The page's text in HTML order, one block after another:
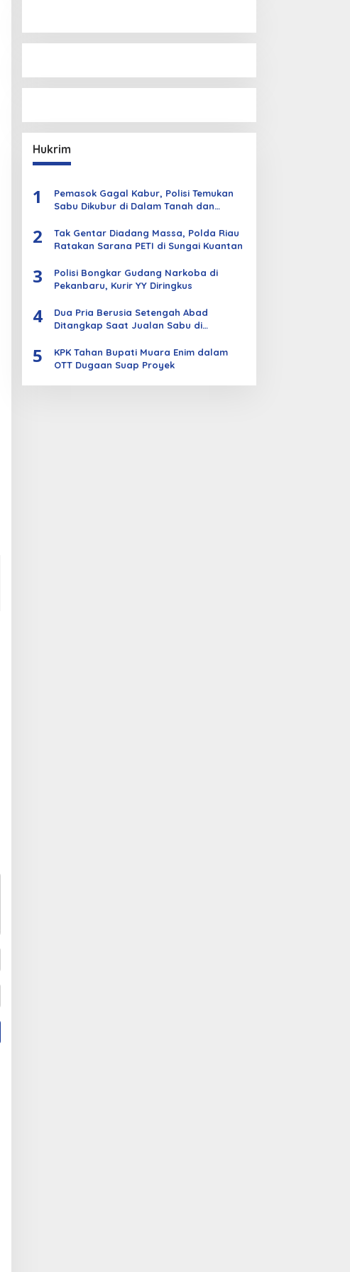
Hukrim
1
Pemasok Gagal Kabur, Polisi Temukan
Sabu Dikubur di Dalam Tanah dan
2
Tak Gentar Diadang Massa, Polda Riau
Ratakan Sarana PETI di Sungai Kuantan
3
Polisi Bongkar Gudang Narkoba di
Pekanbaru, Kurir YY Diringkus
4
Dua Pria Berusia Setengah Abad
Ditangkap Saat Jualan Sabu di
5
KPK Tahan Bupati Muara Enim dalam
OTT Dugaan Suap Proyek